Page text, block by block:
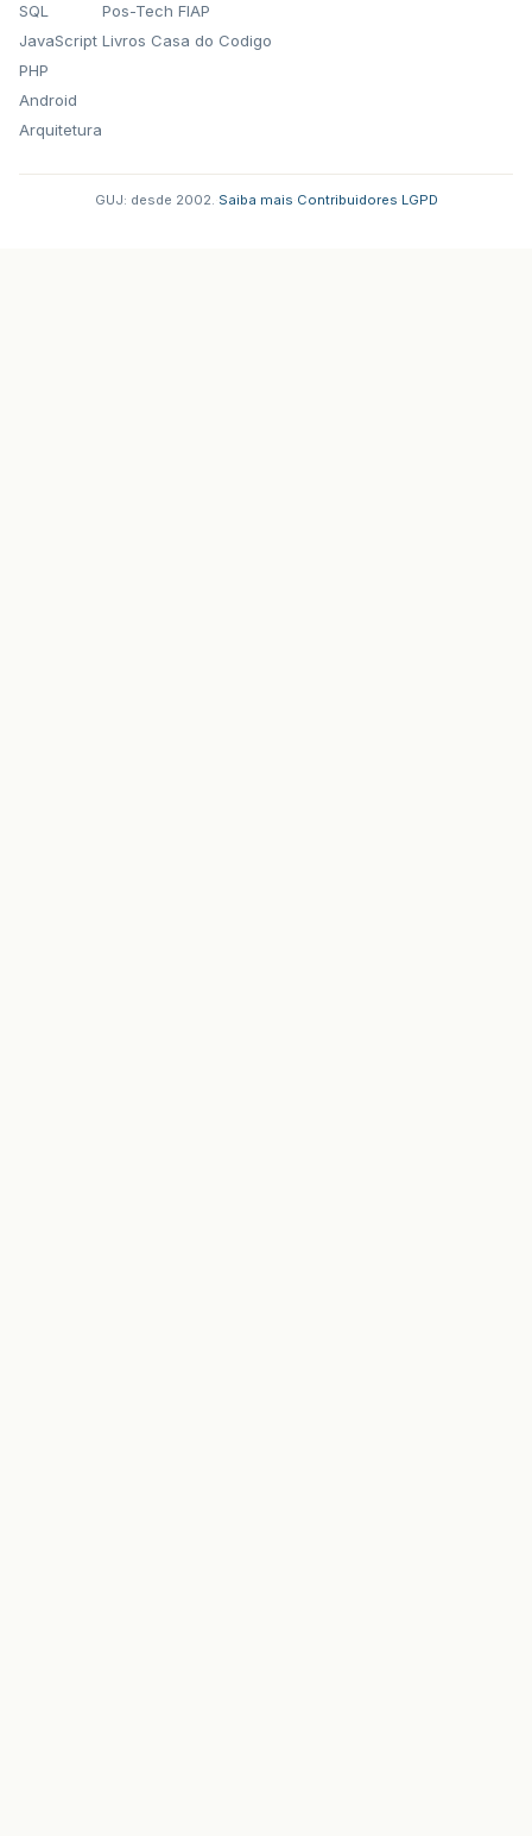
SQL
JavaScript
PHP
Android
Arquitetura
Pos-Tech FIAP
Livros Casa do Codigo
GUJ: desde 2002. Saiba mais Contribuidores LGPD